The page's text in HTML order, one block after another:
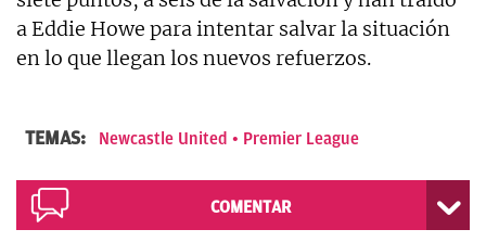
a Eddie Howe para intentar salvar la situación
en lo que llegan los nuevos refuerzos.
TEMAS: Newcastle United Premier League
COMENTAR